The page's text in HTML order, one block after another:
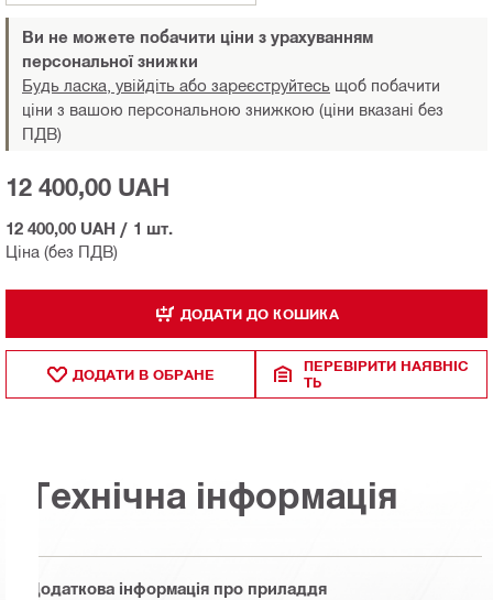
Ви не можете побачити ціни з урахуванням
персональної знижки
Будь ласка, увійдіть або зареєструйтесь щоб побачити
ціни з вашою персональною знижкою (ціни вказані без
ПДВ)
Ціна (без ПДВ)
12 400,00 UAH
12 400,00 UAH / 1 шт.
ДОДАТИ ДО КОШИКА
ДОДАТИ В ОБРАНЕ
ПЕРЕВІРИТИ НАЯВНІС
ТЬ
Технічна інформація
Додаткова інформація про приладдя